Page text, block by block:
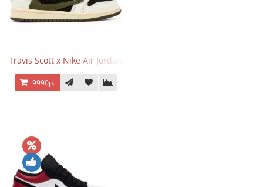
Travis Scott x Nike Air Jordan 1 Retro Low OG SP Olive
9990р.